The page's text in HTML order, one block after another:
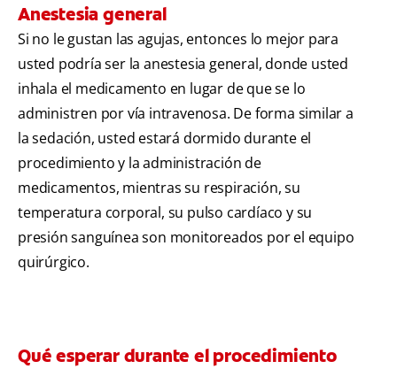
Anestesia general
Si no le gustan las agujas, entonces lo mejor para
usted podría ser la anestesia general, donde usted
inhala el medicamento en lugar de que se lo
administren por vía intravenosa. De forma similar a
la sedación, usted estará dormido durante el
procedimiento y la administración de
medicamentos, mientras su respiración, su
temperatura corporal, su pulso cardíaco y su
presión sanguínea son monitoreados por el equipo
quirúrgico.
Qué esperar durante el procedimiento